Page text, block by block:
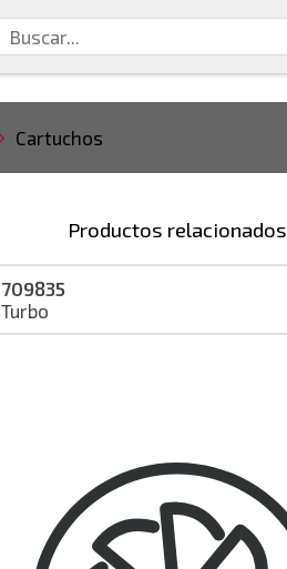
Cartuchos
Productos relacionados
709835
Turbo